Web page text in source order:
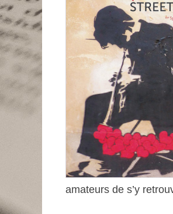
amateurs de s’y